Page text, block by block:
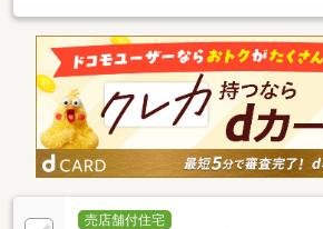
売店舗付住宅